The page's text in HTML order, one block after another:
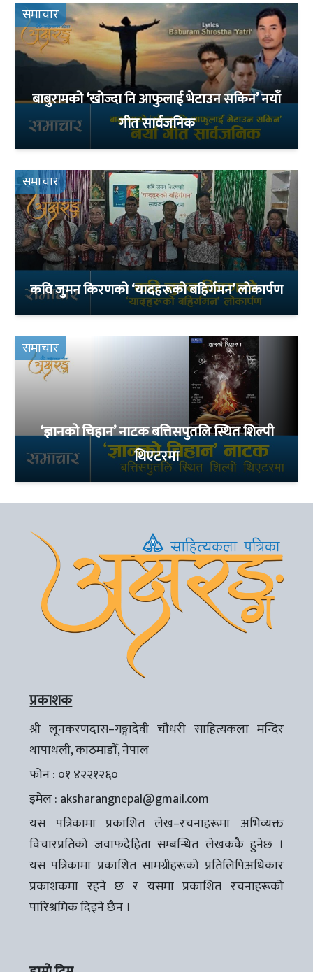
समाचार
बाबुरामको ‘खोज्दा नि आफुलाई भेटाउन सकिन’ नयाँ
गीत सार्वजनिक
समाचार
कवि जुमन किरणको ‘यादहरूको बहिर्गमन’ लोकार्पण
समाचार
‘ज्ञानको चिहान’ नाटक बत्तिसपुतलि स्थित शिल्पी
थिएटरमा
प्रकाशक
श्री लूनकरणदास–गङ्गादेवी चौधरी साहित्यकला मन्दिर
थापाथली, काठमाडौँ, नेपाल
फोन : ०१ ४२२१२६०
इमेल : aksharangnepal@gmail.com
यस पत्रिकामा प्रकाशित लेख–रचनाहरूमा अभिव्यक्त
विचारप्रतिको जवाफदेहिता सम्बन्धित लेखककै हुनेछ ।
यस पत्रिकामा प्रकाशित सामग्रीहरूको प्रतिलिपिअधिकार
प्रकाशकमा रहने छ र यसमा प्रकाशित रचनाहरूको
पारिश्रमिक दिइने छैन ।